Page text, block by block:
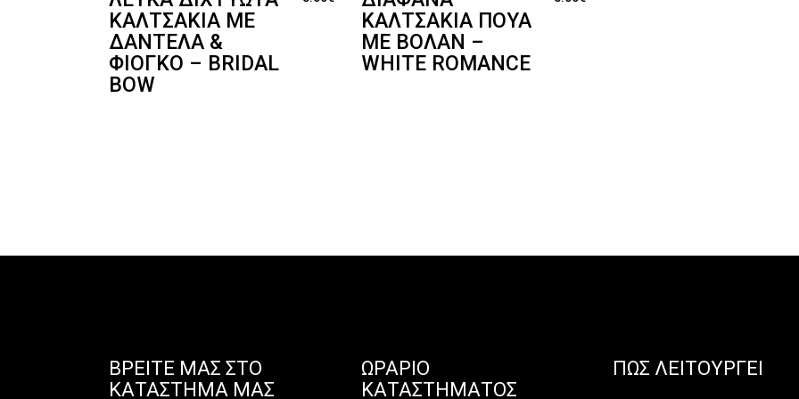
ΚΑΛΤΣΆΚΙΑ ΜΕ
ΔΑΝΤΈΛΑ &
ΦΙΌΓΚΟ – BRIDAL
BOW
ΚΑΛΤΣΆΚΙΑ ΠΟΥΆ
ΜΕ ΒΟΛΆΝ –
WHITE ROMANCE
ΒΡΕΊΤΕ ΜΑΣ ΣΤΟ
ΚΑΤΆΣΤΗΜΑ ΜΑΣ
ΩΡΆΡΙΟ
ΚΑΤΑΣΤΉΜΑΤΟΣ
ΠΏΣ ΛΕΙΤΟΥΡΓΕΊ